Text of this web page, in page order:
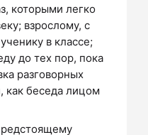
которыми легко
взрослому, с
в классе;
до тех пор, пока
разговорных
как беседа лицом